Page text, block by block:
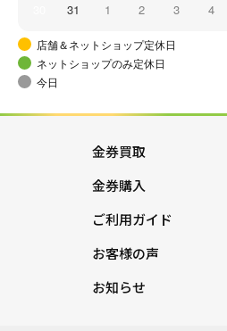
31 1 2 3 4
店舗＆ネットショップ定休日
ネットショップのみ定休日
今日
金券買取
金券購入
ご利用ガイド
お客様の声
お知らせ